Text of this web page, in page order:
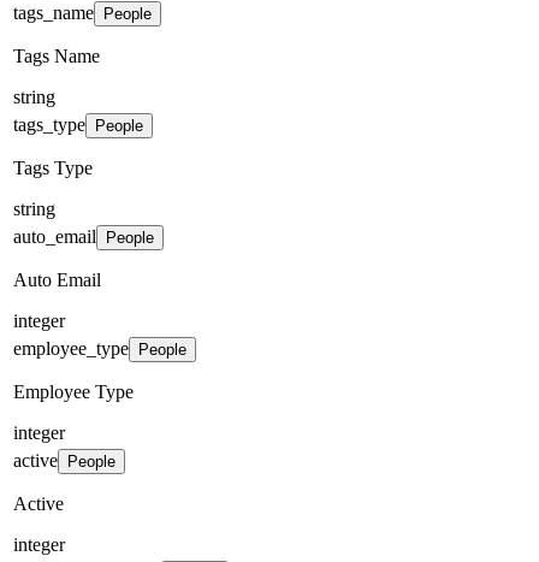
tags_name
People
Tags Name
string
tags_type
People
Tags Type
string
auto_email
People
Auto Email
integer
employee_type
People
Employee Type
integer
active
People
Active
integer